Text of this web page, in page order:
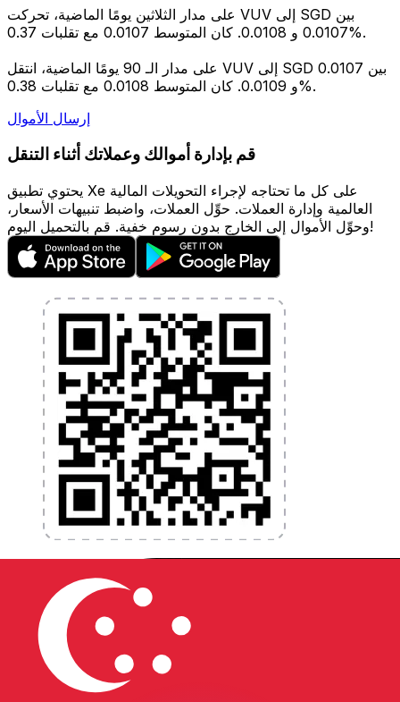
على مدار الثلاثين يومًا الماضية، تحركت VUV إلى SGD بين
0.0107 و 0.0108. كان المتوسط 0.0107 مع تقلبات 0.37%.
على مدار الـ 90 يومًا الماضية، انتقل VUV إلى SGD بين 0.0107
و 0.0109. كان المتوسط 0.0108 مع تقلبات 0.38%.
إرسال الأموال
قم بإدارة أموالك وعملاتك أثناء التنقل
يحتوي تطبيق Xe على كل ما تحتاجه لإجراء التحويلات المالية
العالمية وإدارة العملات. حوِّل العملات، واضبط تنبيهات الأسعار،
وحوِّل الأموال إلى الخارج بدون رسوم خفية. قم بالتحميل اليوم!